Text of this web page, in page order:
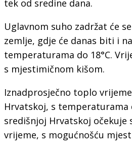
tek od sredine dana.
Uglavnom suho zadržat će
zemlje, gdje će danas biti i
temperaturama do 18°C.
s mjestimičnom kišom.
Iznadprosječno toplo
Hrvatskoj, s temperaturama
središnjoj Hrvatskoj očekuje
vrijeme, s mogućnošću